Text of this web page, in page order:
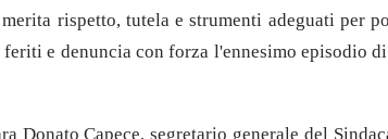
rispetto, tutela e strumenti adeguati per
e denuncia con forza l'ennesimo episodio
Capece, segretario generale del